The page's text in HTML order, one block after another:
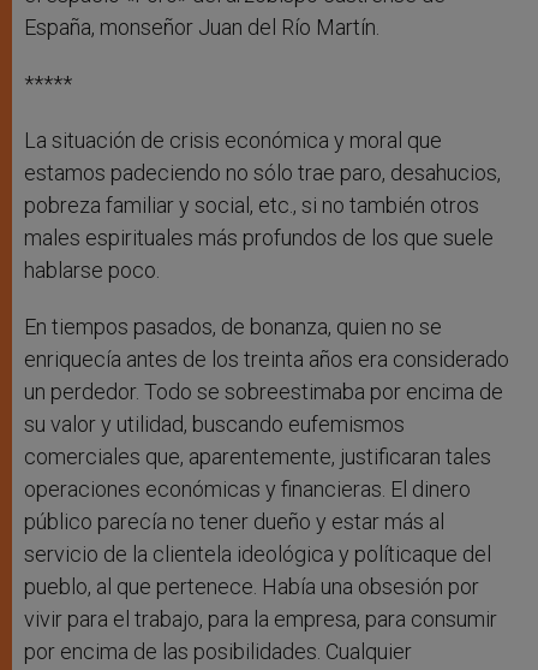
España, monseñor Juan del Río Martín.
*****
La situación de crisis económica y moral que
estamos padeciendo no sólo trae paro, desahucios,
pobreza familiar y social, etc., si no también otros
males espirituales más profundos de los que suele
hablarse poco.
En tiempos pasados, de bonanza, quien no se
enriquecía antes de los treinta años era considerado
un perdedor. Todo se sobreestimaba por encima de
su valor y utilidad, buscando eufemismos
comerciales que, aparentemente, justificaran tales
operaciones económicas y financieras. El dinero
público parecía no tener dueño y estar más al
servicio de la clientela ideológica y políticaque del
pueblo, al que pertenece. Había una obsesión por
vivir para el trabajo, para la empresa, para consumir
por encima de las posibilidades. Cualquier